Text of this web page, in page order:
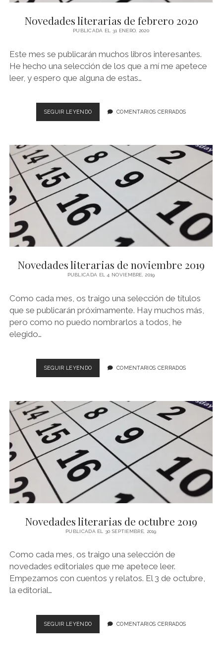
BOOKTAG
LITERATURA INFANTIL Y JUVENIL
NOVEDADES DEL MES
Novedades literarias de febrero 2020
PUBLICADA EL 31 ENERO, 2020
Este mes se publicarán muchos libros interesantes.
He hecho una selección de los que a mí me apetece
leer, y espero que alguna de estas…
SEGUIR LEYENDONOVEDADES
LITERARIAS
COMENTARIOS CERRADOS
Novedades literarias de noviembre 2019
PUBLICADA EL 4 NOVIEMBRE, 2019
Como cada mes, os traigo una selección de títulos
que se publicarán próximamente. Hay muchos más,
pero como no puedo nombrarlos a todos, he
elegido…
SEGUIR LEYENDONOVEDADES
LITERARIAS
COMENTARIOS CERRADOS
Novedades literarias de octubre 2019
PUBLICADA EL 30 SEPTIEMBRE, 2019
Como cada mes, os traigo una selección de
novedades editoriales que me apetece leer.
Empezamos con cuentos y relatos. El 3 de octubre,
la editorial…
SEGUIR LEYENDONOVEDADES
LITERARIAS
COMENTARIOS CERRADOS